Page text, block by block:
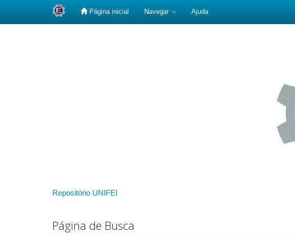
Página inicial Navegar Ajuda
Repositório UNIFEI
Página de Busca